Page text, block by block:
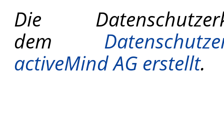
Die
dem
activeMind AG erstellt.